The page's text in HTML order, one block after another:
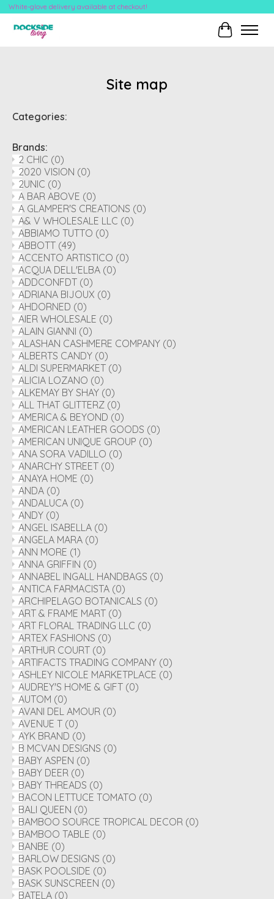
White-glove delivery available at checkout!
Cart
Site map
Categories:
Brands:
2 CHIC (0)
2020 VISION (0)
2UNIC (0)
A BAR ABOVE (0)
A GLAMPER'S CREATIONS (0)
A& V WHOLESALE LLC (0)
ABBIAMO TUTTO (0)
ABBOTT (49)
ACCENTO ARTISTICO (0)
ACQUA DELL'ELBA (0)
ADDCONFDT (0)
ADRIANA BIJOUX (0)
AHDORNED (0)
AIER WHOLESALE (0)
ALAIN GIANNI (0)
ALASHAN CASHMERE COMPANY (0)
ALBERTS CANDY (0)
ALDI SUPERMARKET (0)
ALICIA LOZANO (0)
ALKEMAY BY SHAY (0)
ALL THAT GLITTERZ (0)
AMERICA & BEYOND (0)
AMERICAN LEATHER GOODS (0)
AMERICAN UNIQUE GROUP (0)
ANA SORA VADILLO (0)
ANARCHY STREET (0)
ANAYA HOME (0)
ANDA (0)
ANDALUCA (0)
ANDY (0)
ANGEL ISABELLA (0)
ANGELA MARA (0)
ANN MORE (1)
ANNA GRIFFIN (0)
ANNABEL INGALL HANDBAGS (0)
ANTICA FARMACISTA (0)
ARCHIPELAGO BOTANICALS (0)
ART & FRAME MART (0)
ART FLORAL TRADING LLC (0)
ARTEX FASHIONS (0)
ARTHUR COURT (0)
ARTIFACTS TRADING COMPANY (0)
ASHLEY NICOLE MARKETPLACE (0)
AUDREY'S HOME & GIFT (0)
AUTOM (0)
AVANI DEL AMOUR (0)
AVENUE T (0)
AYK BRAND (0)
B MCVAN DESIGNS (0)
BABY ASPEN (0)
BABY DEER (0)
BABY THREADS (0)
BACON LETTUCE TOMATO (0)
BALI QUEEN (0)
BAMBOO SOURCE TROPICAL DECOR (0)
BAMBOO TABLE (0)
BANBE (0)
BARLOW DESIGNS (0)
BASK POOLSIDE (0)
BASK SUNSCREEN (0)
BATELA (0)